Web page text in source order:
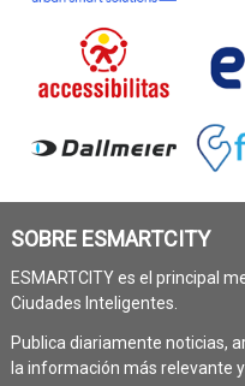
SOBRE ESMARTCITY
ESMARTCITY es el principal
Ciudades Inteligentes.
Publica diariamente noticias,
la información más relevante